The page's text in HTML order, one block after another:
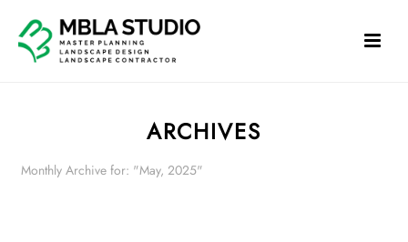
ARCHIVES
Monthly Archive for: "May, 2025"